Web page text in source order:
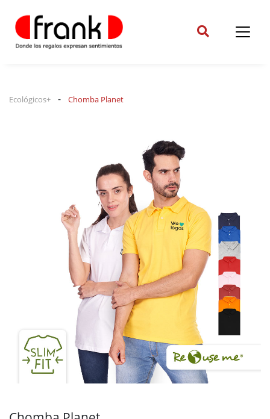
Ecológicos+ - Chomba Planet